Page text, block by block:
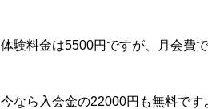
体験料金は5500円ですが、月会費
今なら入会金の22000円も無料です